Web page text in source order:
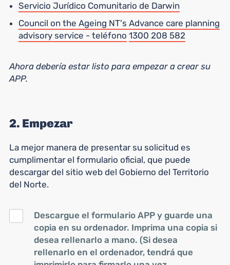
Servicio Jurídico Comunitario de Darwin
Council on the Ageing NT's Advance care planning
advisory service - teléfono 1300 208 582
Ahora debería estar listo para empezar a crear su
APP.
2. Empezar
La mejor manera de presentar su solicitud es
cumplimentar el formulario oficial, que puede
descargar del sitio web del Gobierno del Territorio
del Norte.
Descargue el formulario APP y guarde una
copia en su ordenador. Imprima una copia si
desea rellenarlo a mano. (Si desea
rellenarlo en el ordenador, tendrá que